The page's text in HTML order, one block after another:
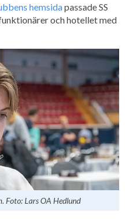
hemsidapassade SS
och hotellet med
Foto: Lars OA Hedlund